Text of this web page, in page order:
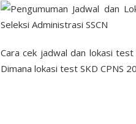
Cara cek jadwal dan lokasi test
Dimana lokasi test SKD CPNS